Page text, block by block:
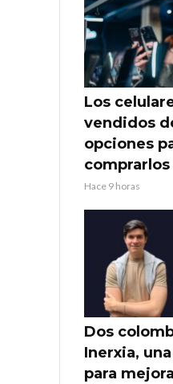
Los
vendidos
opciones
Hace 9 horas
Dos
Inerxia,
para